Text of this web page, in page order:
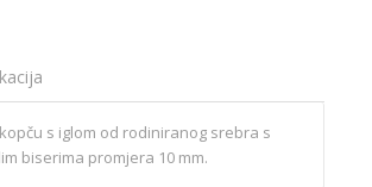
s iglom od rodiniranog srebra s
biserima promjera 10 mm.